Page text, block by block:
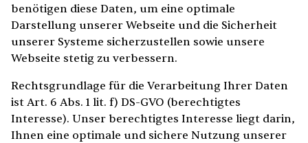
benötigen diese Daten, um eine optimale
Darstellung unserer Webseite und die Sicherheit
unserer Systeme sicherzustellen sowie unsere
Webseite stetig zu verbessern.
Rechtsgrundlage für die Verarbeitung Ihrer Daten
ist Art. 6 Abs. 1 lit. f) DS-GVO (berechtigtes
Interesse). Unser berechtigtes Interesse liegt darin,
Ihnen eine optimale und sichere Nutzung unserer